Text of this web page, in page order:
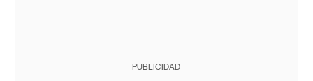
PUBLICIDAD